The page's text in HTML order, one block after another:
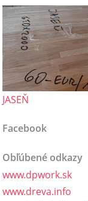
JASEŇ
Facebook
Obľúbené odkazy
www.dpwork.sk
www.dreva.info